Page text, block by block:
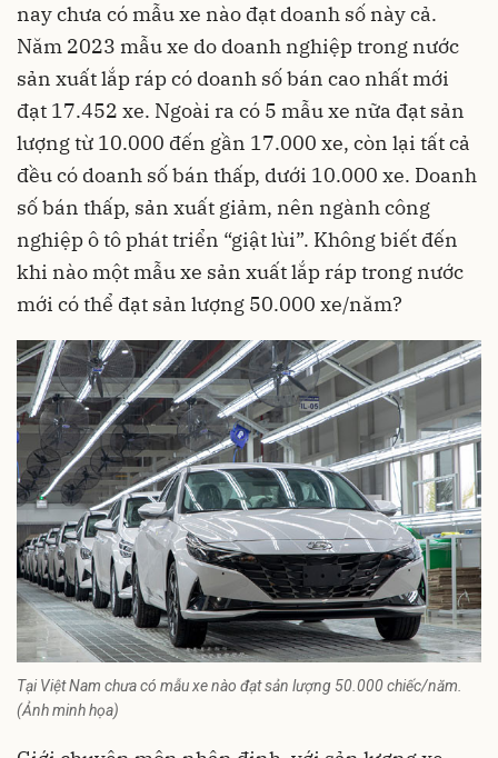
nay chưa có mẫu xe nào đạt doanh số này cả.
Năm 2023 mẫu xe do doanh nghiệp trong nước
sản xuất lắp ráp có doanh số bán cao nhất mới
đạt 17.452 xe. Ngoài ra có 5 mẫu xe nữa đạt sản
lượng từ 10.000 đến gần 17.000 xe, còn lại tất cả
đều có doanh số bán thấp, dưới 10.000 xe. Doanh
số bán thấp, sản xuất giảm, nên ngành công
nghiệp ô tô phát triển “giật lùi”. Không biết đến
khi nào một mẫu xe sản xuất lắp ráp trong nước
mới có thể đạt sản lượng 50.000 xe/năm?
Tại Việt Nam chưa có mẫu xe nào đạt sản lượng 50.000 chiếc/năm.
(Ảnh minh họa)